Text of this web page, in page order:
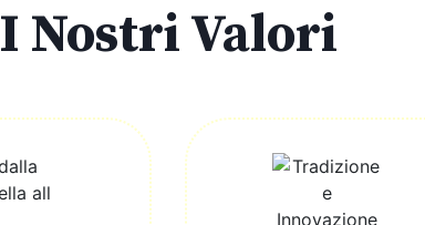
I Nostri Valori